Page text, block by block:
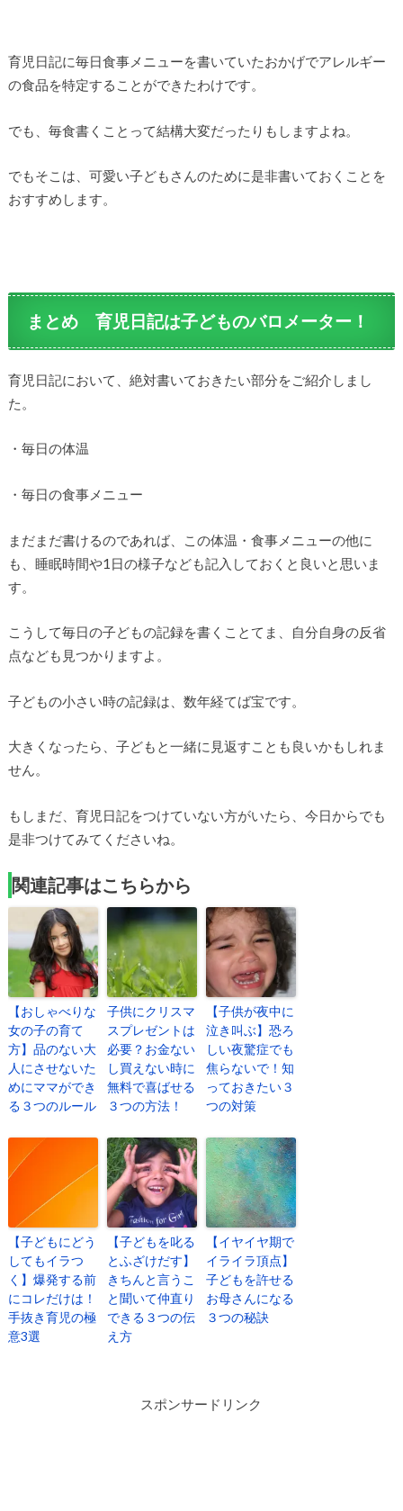
育児日記に毎日食事メニューを書いていたおかげでアレルギー
の食品を特定することができたわけです。
でも、毎食書くことって結構大変だったりもしますよね。
でもそこは、可愛い子どもさんのために是非書いておくことを
おすすめします。
まとめ 育児日記は子どものバロメーター！
育児日記において、絶対書いておきたい部分をご紹介しまし
た。
・毎日の体温
・毎日の食事メニュー
まだまだ書けるのであれば、この体温・食事メニューの他に
も、睡眠時間や1日の様子なども記入しておくと良いと思いま
す。
こうして毎日の子どもの記録を書くことてま、自分自身の反省
点なども見つかりますよ。
子どもの小さい時の記録は、数年経てば宝です。
大きくなったら、子どもと一緒に見返すことも良いかもしれま
せん。
もしまだ、育児日記をつけていない方がいたら、今日からでも
是非つけてみてくださいね。
関連記事はこちらから
【おしゃべりな
女の子の育て
方】品のない大
人にさせないた
めにママができ
る３つのルール
子供にクリスマ
スプレゼントは
必要？お金ない
し買えない時に
無料で喜ばせる
３つの方法！
【子供が夜中に
泣き叫ぶ】恐ろ
しい夜驚症でも
焦らないで！知
っておきたい３
つの対策
【子どもにどう
してもイラつ
く】爆発する前
にコレだけは！
手抜き育児の極
意3選
【子どもを叱る
とふざけだす】
きちんと言うこ
と聞いて仲直り
できる３つの伝
え方
【イヤイヤ期で
イライラ頂点】
子どもを許せる
お母さんになる
３つの秘訣
スポンサードリンク